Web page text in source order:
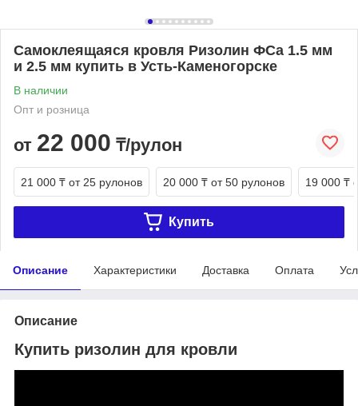
Самоклеящаяся кровля Ризолин ФСа 1.5 мм
и 2.5 мм купить в Усть-Каменогорске
В наличии
Опт и розница
от 22 000 ₸/рулон
21 000 ₸ от 25 рулонов 20 000 ₸ от 50 рулонов 19 000 ₸
Купить
Описание Характеристики Доставка Оплата
Описание
Купить ризолин для кровли